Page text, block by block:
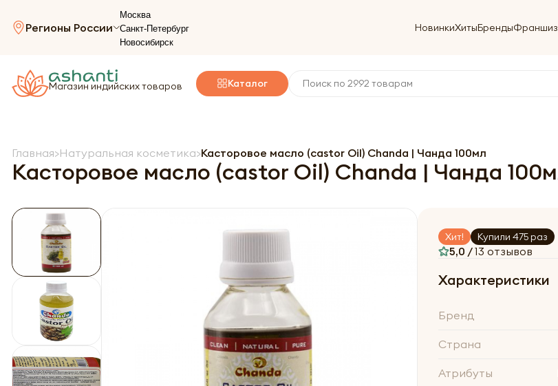
Регионы России
Москва
Санкт-Петербург
Новосибирск
НовинкиХитыБренды
Магазин индийских товаров Каталог
Главная Натуральная косметика Касторовое масло (castor Oil) Chanda | Чанда 100мл
Касторовое масло (castor Oil) Chanda | Чанда
Хит! Купили 475 раз
5,0 /13 отзывов
Характеристики
Бренд
Страна
Атрибуты